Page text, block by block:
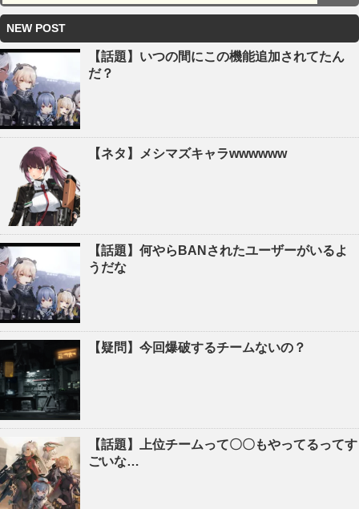
NEW POST
【話題】いつの間にこの機能追加されてたん
だ？
【ネタ】メシマズキャラwwwwww
【話題】何やらBANされたユーザーがいるよ
うだな
【疑問】今回爆破するチームないの？
【話題】上位チームって〇〇もやってるってす
ごいな…